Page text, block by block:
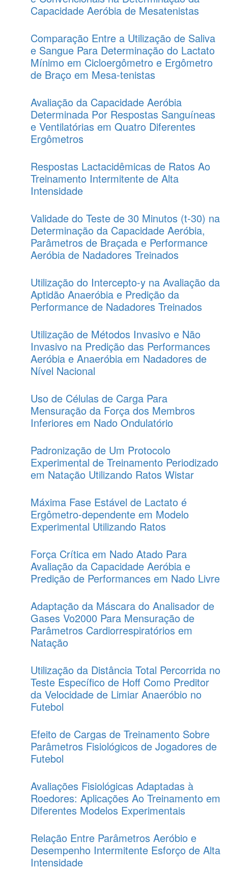
Capacidade Aeróbia de Mesatenistas
Comparação Entre a Utilização de Saliva
e Sangue Para Determinação do Lactato
Mínimo em Cicloergômetro e Ergômetro
de Braço em Mesa-tenistas
Avaliação da Capacidade Aeróbia
Determinada Por Respostas Sanguíneas
e Ventilatórias em Quatro Diferentes
Ergômetros
Respostas Lactacidêmicas de Ratos Ao
Treinamento Intermitente de Alta
Intensidade
Validade do Teste de 30 Minutos (t-30) na
Determinação da Capacidade Aeróbia,
Parâmetros de Braçada e Performance
Aeróbia de Nadadores Treinados
Utilização do Intercepto-y na Avaliação da
Aptidão Anaeróbia e Predição da
Performance de Nadadores Treinados
Utilização de Métodos Invasivo e Não
Invasivo na Predição das Performances
Aeróbia e Anaeróbia em Nadadores de
Nível Nacional
Uso de Células de Carga Para
Mensuração da Força dos Membros
Inferiores em Nado Ondulatório
Padronização de Um Protocolo
Experimental de Treinamento Periodizado
em Natação Utilizando Ratos Wistar
Máxima Fase Estável de Lactato é
Ergômetro-dependente em Modelo
Experimental Utilizando Ratos
Força Crítica em Nado Atado Para
Avaliação da Capacidade Aeróbia e
Predição de Performances em Nado Livre
Adaptação da Máscara do Analisador de
Gases Vo2000 Para Mensuração de
Parâmetros Cardiorrespiratórios em
Natação
Utilização da Distância Total Percorrida no
Teste Específico de Hoff Como Preditor
da Velocidade de Limiar Anaeróbio no
Futebol
Efeito de Cargas de Treinamento Sobre
Parâmetros Fisiológicos de Jogadores de
Futebol
Avaliações Fisiológicas Adaptadas à
Roedores: Aplicações Ao Treinamento em
Diferentes Modelos Experimentais
Relação Entre Parâmetros Aeróbio e
Desempenho Intermitente Esforço de Alta
Intensidade